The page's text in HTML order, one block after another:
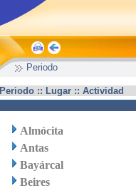
Periodo
Periodo :: Lugar :: Actividad
Almócita
Antas
Bayárcal
Beires